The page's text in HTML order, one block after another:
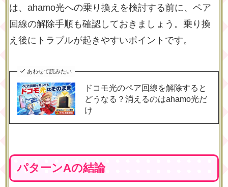
は、ahamo光への乗り換えを検討する前に、ペア
回線の解除手順も確認しておきましょう。乗り換
え後にトラブルが起きやすいポイントです。
あわせて読みたい
ドコモ光のペア回線を解除すると
どうなる？消えるのはahamo光だ
け
パターンAの結論